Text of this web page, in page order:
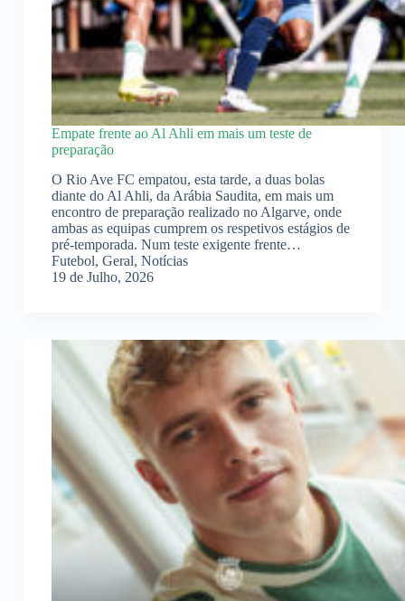
Empate frente ao Al Ahli em mais um teste de
preparação
O Rio Ave FC empatou, esta tarde, a duas bolas
diante do Al Ahli, da Arábia Saudita, em mais um
encontro de preparação realizado no Algarve, onde
ambas as equipas cumprem os respetivos estágios de
pré-temporada. Num teste exigente frente…
Futebol, Geral, Notícias
19 de Julho, 2026